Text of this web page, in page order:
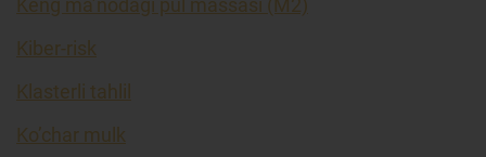
Keng ma’nodagi pul massasi (M2)
Kiber-risk
Klasterli tahlil
Ko’char mulk